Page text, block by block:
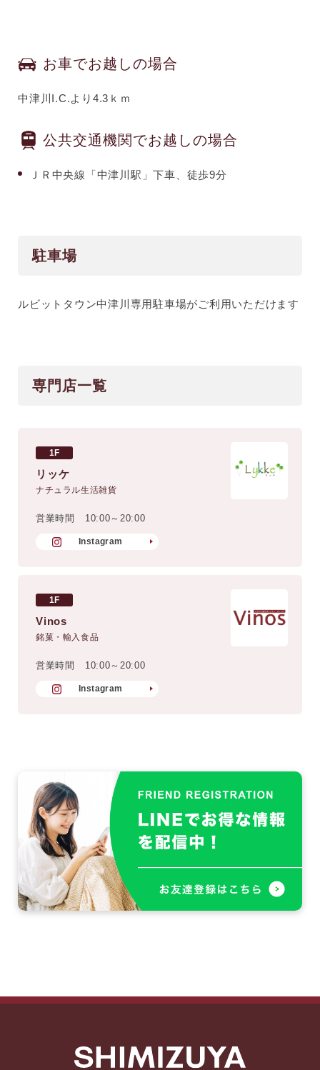
お車でお越しの場合
中津川I.C.より4.3ｋｍ
公共交通機関でお越しの場合
ＪＲ中央線「中津川駅」下車、徒歩9分
駐車場
ルビットタウン中津川専用駐車場がご利用いただけます
専門店一覧
1F
リッケ
ナチュラル生活雑貨
営業時間 10:00～20:00
Instagram
1F
Vinos
銘菓・輸入食品
営業時間 10:00～20:00
Instagram